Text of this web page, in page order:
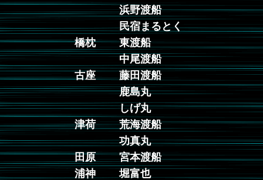
浜野渡船
民宿まるとく
橋枕
東渡船
中尾渡船
古座
藤田渡船
鹿島丸
しげ丸
津荷
荒海渡船
功真丸
田原
宮本渡船
浦神
堀富也